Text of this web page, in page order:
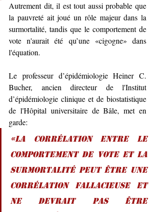
Autrement dit, il est tout aussi probable que
la pauvreté ait joué un rôle majeur dans la
surmortalité, tandis que le comportement de
vote n'aurait été qu’une «cigogne» dans
l'équation.
Le professeur d’épidémiologie Heiner C.
Bucher, ancien directeur de l'Institut
d’épidémiologie clinique et de biostatistique
de l'Hôpital universitaire de Bâle, met en
garde:
«La corrélation entre le
comportement de vote et la
surmortalité peut être une
corrélation fallacieuse et
ne devrait pas être